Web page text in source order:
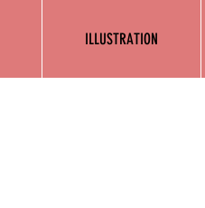
ILLUSTRATION